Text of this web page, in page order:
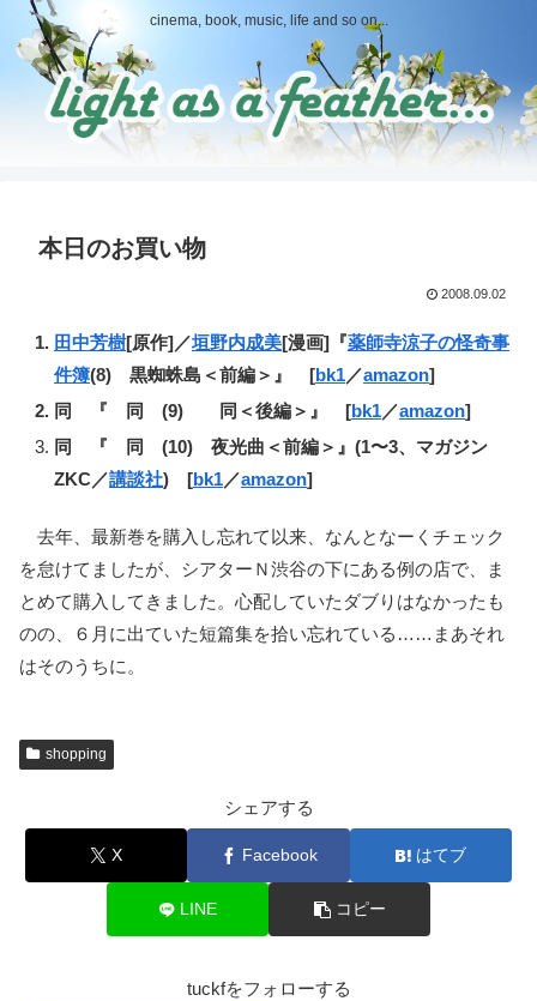
cinema, book, music, life and so on...
本日のお買い物
2008.09.02
田中芳樹[原作]／垣野内成美[漫画]『薬師寺涼子の怪奇事
件簿(8) 黒蜘蛛島＜前編＞』 [bk1／amazon]
同 『 同 (9) 同＜後編＞』 [bk1／amazon]
同 『 同 (10) 夜光曲＜前編＞』(1〜3、マガジン
ZKC／講談社) [bk1／amazon]
去年、最新巻を購入し忘れて以来、なんとなーくチェック
を怠けてましたが、シアターＮ渋谷の下にある例の店で、ま
とめて購入してきました。心配していたダブりはなかったも
のの、６月に出ていた短篇集を拾い忘れている……まあそれ
はそのうちに。
shopping
シェアする
X Facebook はてブ
LINE コピー
tuckfをフォローする